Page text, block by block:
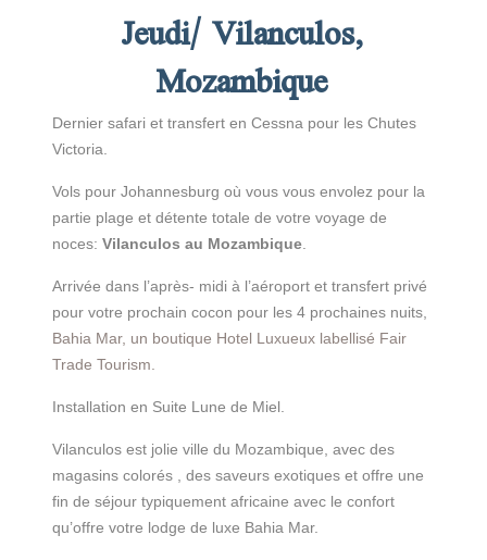
Jeudi/ Vilanculos,
Mozambique
Dernier safari et transfert en Cessna pour les Chutes
Victoria.
Vols pour Johannesburg où vous vous envolez pour la
partie plage et détente totale de votre voyage de
noces: Vilanculos au Mozambique.
Arrivée dans l’après- midi à l’aéroport et transfert privé
pour votre prochain cocon pour les 4 prochaines nuits,
Bahia Mar, un boutique Hotel Luxueux labellisé Fair
Trade Tourism.
Installation en Suite Lune de Miel.
Vilanculos est jolie ville du Mozambique, avec des
magasins colorés , des saveurs exotiques et offre une
fin de séjour typiquement africaine avec le confort
qu’offre votre lodge de luxe Bahia Mar.